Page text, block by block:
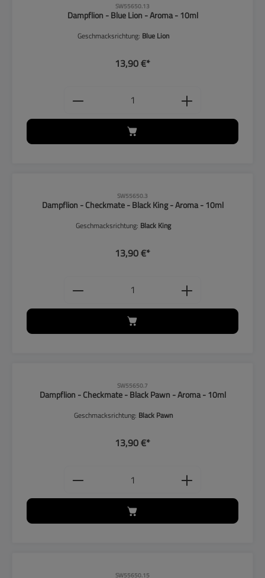
SW55650.13
Dampflion - Blue Lion - Aroma - 10ml
Geschmacksrichtung: Blue Lion
13,90 €*
Produkt Anzahl: Gib den
SW55650.3
Dampflion - Checkmate - Black King - Aroma - 10ml
Geschmacksrichtung: Black King
13,90 €*
Produkt Anzahl: Gib den
SW55650.7
Dampflion - Checkmate - Black Pawn - Aroma - 10ml
Geschmacksrichtung: Black Pawn
13,90 €*
Produkt Anzahl: Gib den
SW55650.15